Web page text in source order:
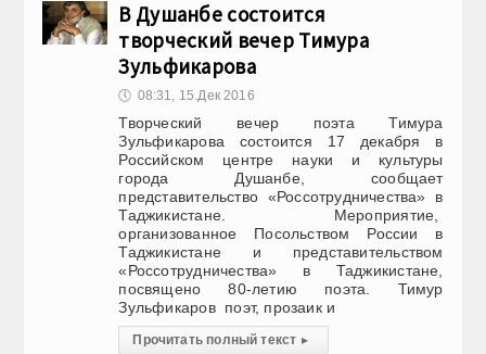
В Душанбе состоится
творческий вечер Тимура
Зульфикарова
🕔 08:31, 15.Дек 2016
Творческий вечер поэта Тимура
Зульфикарова состоится 17 декабря в
Российском центре науки и культуры
города Душанбе, сообщает
представительство «Россотрудничества» в
Таджикистане. Мероприятие,
организованное Посольством России в
Таджикистане и представительством
«Россотрудничества» в Таджикистане,
посвящено 80-летию поэта. Тимур
Зульфикаров поэт, прозаик и
Прочитать полный текст ▸